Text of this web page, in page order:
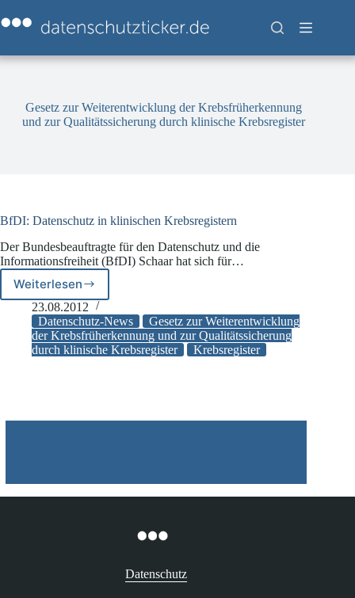
Inhalt
springen
Gesetz zur Weiterentwicklung der Krebsfrüherkennung
und zur Qualitätssicherung durch klinische Krebsregister
BfDI: Datenschutz in klinischen Krebsregistern
Der Bundesbeauftragte für den Datenschutz und die
Informationsfreiheit (BfDI) Schaar hat sich für…
Weiterlesen
BfDI:
Datenschutz
in
klinischen
Krebsregistern
23.08.2012
Datenschutz-News
Gesetz zur Weiterentwicklung
der Krebsfrüherkennung und zur Qualitätssicherung
durch klinische Krebsregister
Krebsregister
Datenschutz